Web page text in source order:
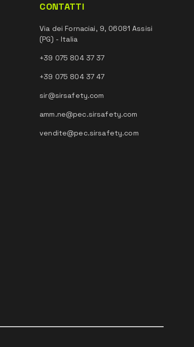
CONTATTI
Via dei Fornaciai, 9, 06081 Assisi
(PG) - Italia
+39 075 804 37 37
+39 075 804 37 47
sir@sirsafety.com
amm.ne@pec.sirsafety.com
vendite@pec.sirsafety.com